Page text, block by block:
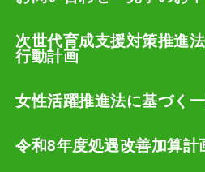
次世代育成支援対策推進
行動計画
女性活躍推進法に基づく
令和8年度処遇改善加算計